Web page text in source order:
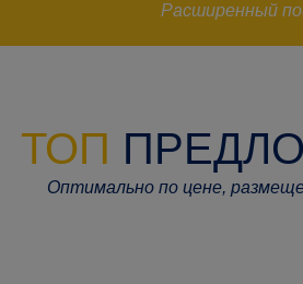
Расширенный
ТОП
Оптимально по цене,